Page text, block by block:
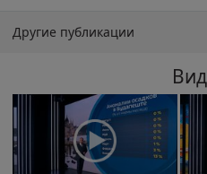
Другие публикации